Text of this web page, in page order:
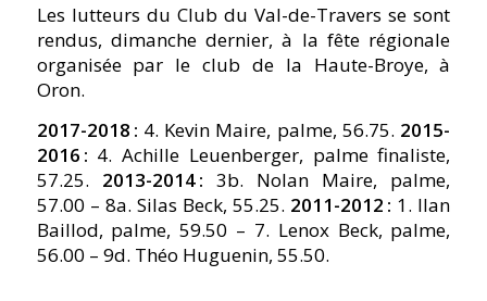
Les lutteurs du Club du Val-de-Travers se sont
rendus, dimanche dernier, à la fête régionale
organisée par le club de la Haute-Broye, à
Oron.
2017-2018 : 4. Kevin Maire, palme, 56.75. 2015-
2016 : 4. Achille Leuenberger, palme finaliste,
57.25. 2013-2014 : 3b. Nolan Maire, palme,
57.00 – 8a. Silas Beck, 55.25. 2011-2012 : 1. Ilan
Baillod, palme, 59.50 – 7. Lenox Beck, palme,
56.00 – 9d. Théo Huguenin, 55.50.